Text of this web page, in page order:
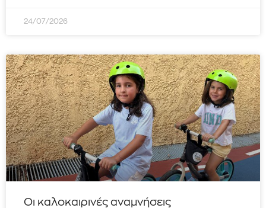
24/07/2026
Οι καλοκαιρινές αναμνήσεις